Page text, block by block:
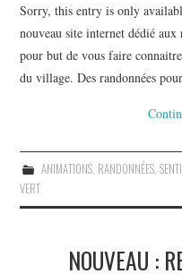
Sorry, this entry is only
nouveau site internet dédié aux
pour but de vous faire
du village. Des randonnées
ANIMATIONS, RANDONNÉES,
VERT
NOUVEAU :